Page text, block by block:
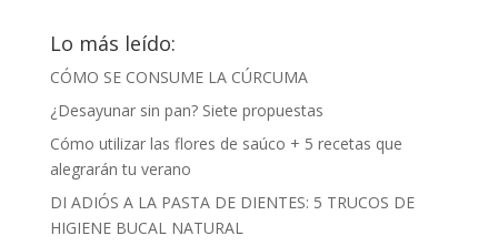
Lo más leído:
CÓMO SE CONSUME LA CÚRCUMA
¿Desayunar sin pan? Siete propuestas
Cómo utilizar las flores de saúco + 5 recetas que
alegrarán tu verano
DI ADIÓS A LA PASTA DE DIENTES: 5 TRUCOS DE
HIGIENE BUCAL NATURAL